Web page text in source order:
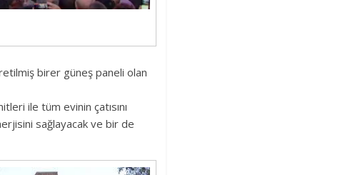
birer güneş paneli olan
ile tüm evinin çatısını
sağlayacak ve bir de